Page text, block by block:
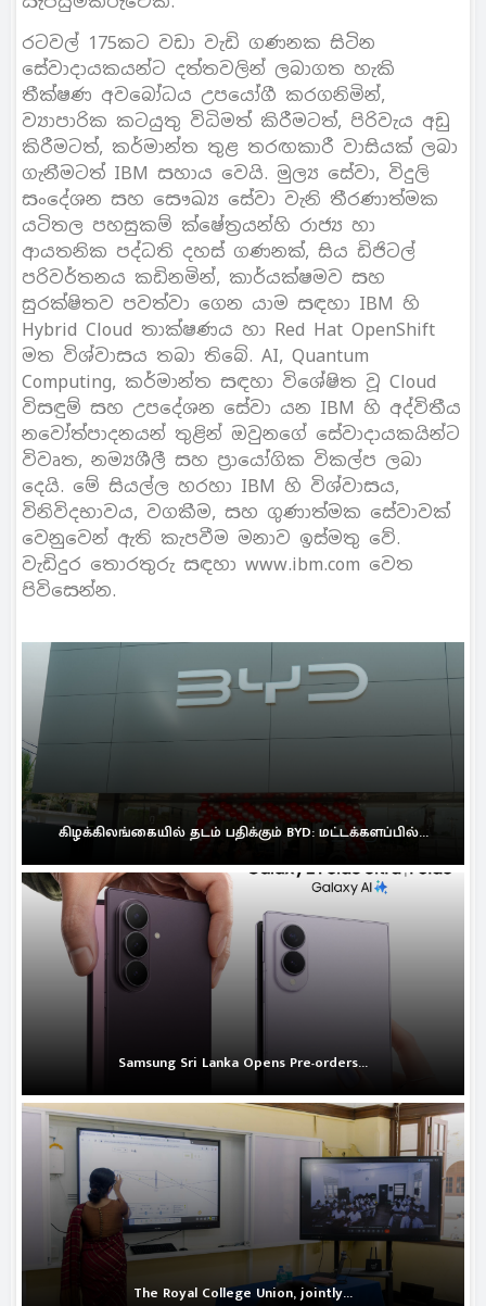
රටවල් 175කට වඩා වැඩි ගණනක සිටින
සේවාදායකයන්ට දත්තවලින් ලබාගත හැකි
තීක්ෂණ අවබෝධය උපයෝගී කරගනිමින්,
ව්‍යාපාරික කටයුතු විධිමත් කිරීමටත්, පිරිවැය අඩු
කිරීමටත්, කර්මාන්ත තුළ තරඟකාරී වාසියක් ලබා
ගැනීමටත් IBM සහාය වෙයි. මුල්‍ය සේවා, විදුලි
සංදේශන සහ සෞඛ්‍ය සේවා වැනි තීරණාත්මක
යටිතල පහසුකම් ක්ෂේත්‍රයන්හි රාජ්‍ය හා
ආයතනික පද්ධති දහස් ගණනක්, සිය ඩිජිටල්
පරිවර්තනය කඩිනමින්, කාර්යක්ෂමව සහ
සුරක්ෂිතව පවත්වා ගෙන යාම සඳහා IBM හි
Hybrid Cloud තාක්ෂණය හා Red Hat OpenShift
මත විශ්වාසය තබා තිබේ. AI, Quantum
Computing, කර්මාන්ත සඳහා විශේෂිත වූ Cloud
විසඳුම් සහ උපදේශන සේවා යන IBM හි අද්විතීය
නවෝත්පාදනයන් තුළින් ඔවුනගේ සේවාදායකයින්ට
විවෘත, නම්‍යශීලී සහ ප්‍රායෝගික විකල්ප ලබා
දෙයි. මේ සියල්ල හරහා IBM හි විශ්වාසය,
විනිවිදභාවය, වගකීම, සහ ගුණාත්මක සේවාවක්
වෙනුවෙන් ඇති කැපවීම මනාව ඉස්මතු වේ.
වැඩිදුර තොරතුරු සඳහා www.ibm.com වෙත
පිවිසෙන්න.
கிழக்கிலங்கையில் தடம் பதிக்கும் BYD: மட்டக்களப்பில்...
Samsung Sri Lanka Opens Pre-orders...
The Royal College Union, jointly...